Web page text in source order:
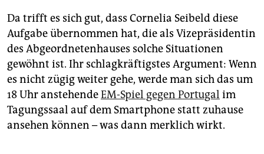
Da trifft es sich gut, dass Cornelia Seibeld diese
Aufgabe übernommen hat, die als Vizepräsidentin
des Abgeordnetenhauses solche Situationen
gewöhnt ist. Ihr schlagkräftigstes Argument: Wenn
es nicht zügig weiter gehe, werde man sich das um
18 Uhr anstehendeEM-Spiel gegen Portugal im
Tagungssaal auf dem Smartphone statt zuhause
ansehen können – was dann merklich wirkt.